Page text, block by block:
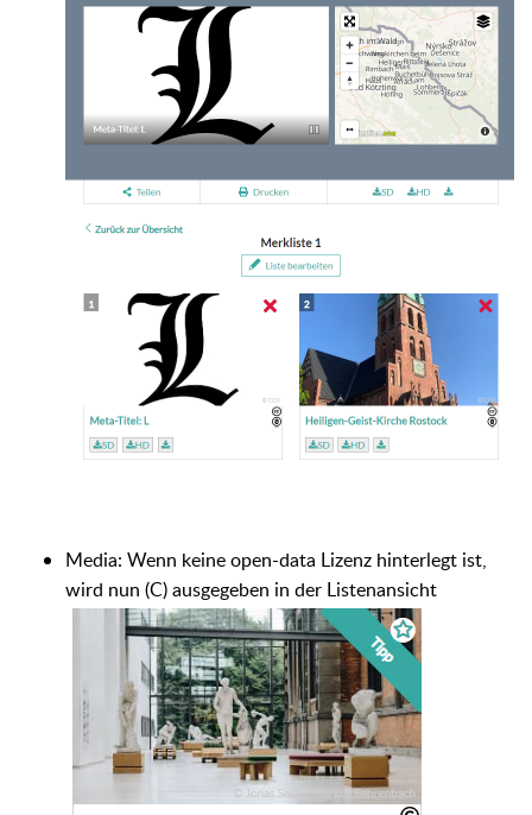
Media: Wenn keine open-data Lizenz hinterlegt ist,
wird nun (C) ausgegeben in der Listenansicht